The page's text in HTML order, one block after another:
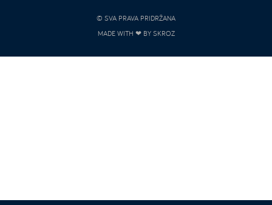
© SVA PRAVA PRIDRŽANA
MADE WITH ❤ BY SKROZ